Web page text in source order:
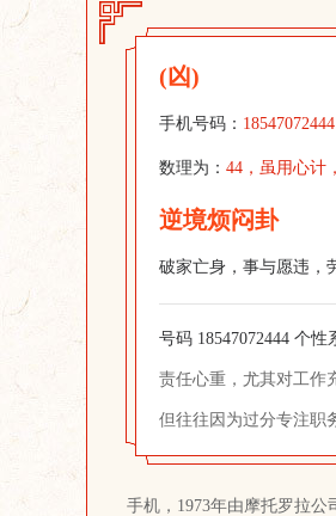
(凶)
手机号码： 18547072444
数理为： 44，虽用心计
逆境烦闷卦
破家亡身，事与愿违，
号码 18547072444 个
责任心重，尤其对工作
但往往因为过分专注职
手机，1973年由摩托罗拉公